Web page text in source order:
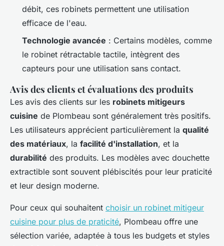
débit, ces robinets permettent une utilisation
efficace de l'eau.
Technologie avancée : Certains modèles, comme
le robinet rétractable tactile, intègrent des
capteurs pour une utilisation sans contact.
Avis des clients et évaluations des produits
Les avis des clients sur les robinets mitigeurs
cuisine de Plombeau sont généralement très positifs.
Les utilisateurs apprécient particulièrement la qualité
des matériaux, la facilité d'installation, et la
durabilité des produits. Les modèles avec douchette
extractible sont souvent plébiscités pour leur praticité
et leur design moderne.
Pour ceux qui souhaitent choisir un robinet mitigeur
cuisine pour plus de praticité, Plombeau offre une
sélection variée, adaptée à tous les budgets et styles